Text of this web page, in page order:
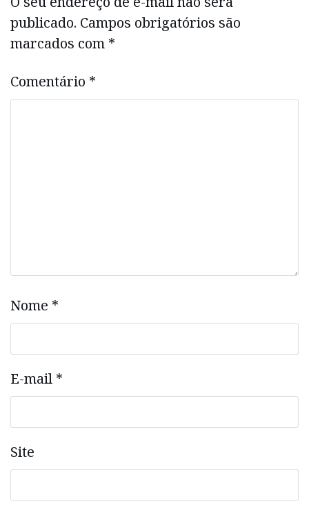
publicado. Campos obrigatórios são
marcados com *
Comentário *
Nome *
E-mail *
Site